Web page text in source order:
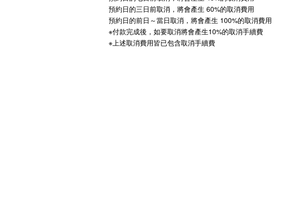
預約日的三日前取消，將會產生 60%的取消費用
預約日的前日～當日取消，將會產生 100%的取消費用
※付款完成後，如要取消將會產生10%的取消手續費
※上述取消費用皆已包含取消手續費